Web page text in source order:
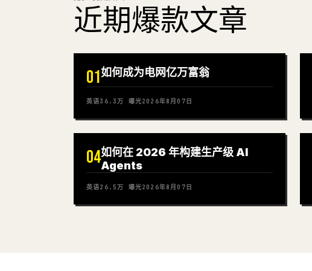
近期爆款文章
01如何成为电网亿万富翁
英语36.3万 曝光2026年8月07日
04如何在 2026 年构建生产级 AI
Agents
英语26.5万 曝光2026年8月07日